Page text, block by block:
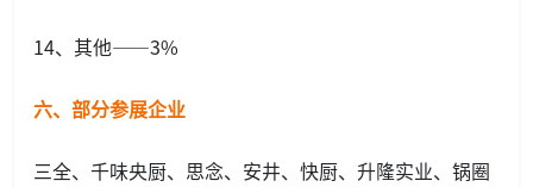
14、其他——3%
六、部分参展企业
三全、千味央厨、思念、安井、快厨、升隆实业、锅圈